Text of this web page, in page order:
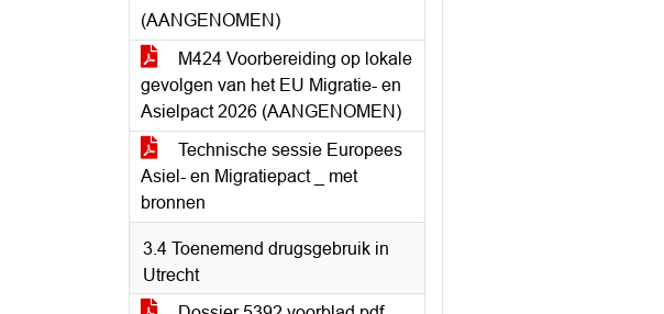
(AANGENOMEN)
M424 Voorbereiding op lokale
gevolgen van het EU Migratie- en
Asielpact 2026 (AANGENOMEN)
Technische sessie Europees
Asiel- en Migratiepact _ met
bronnen
3.4 Toenemend drugsgebruik in
Utrecht